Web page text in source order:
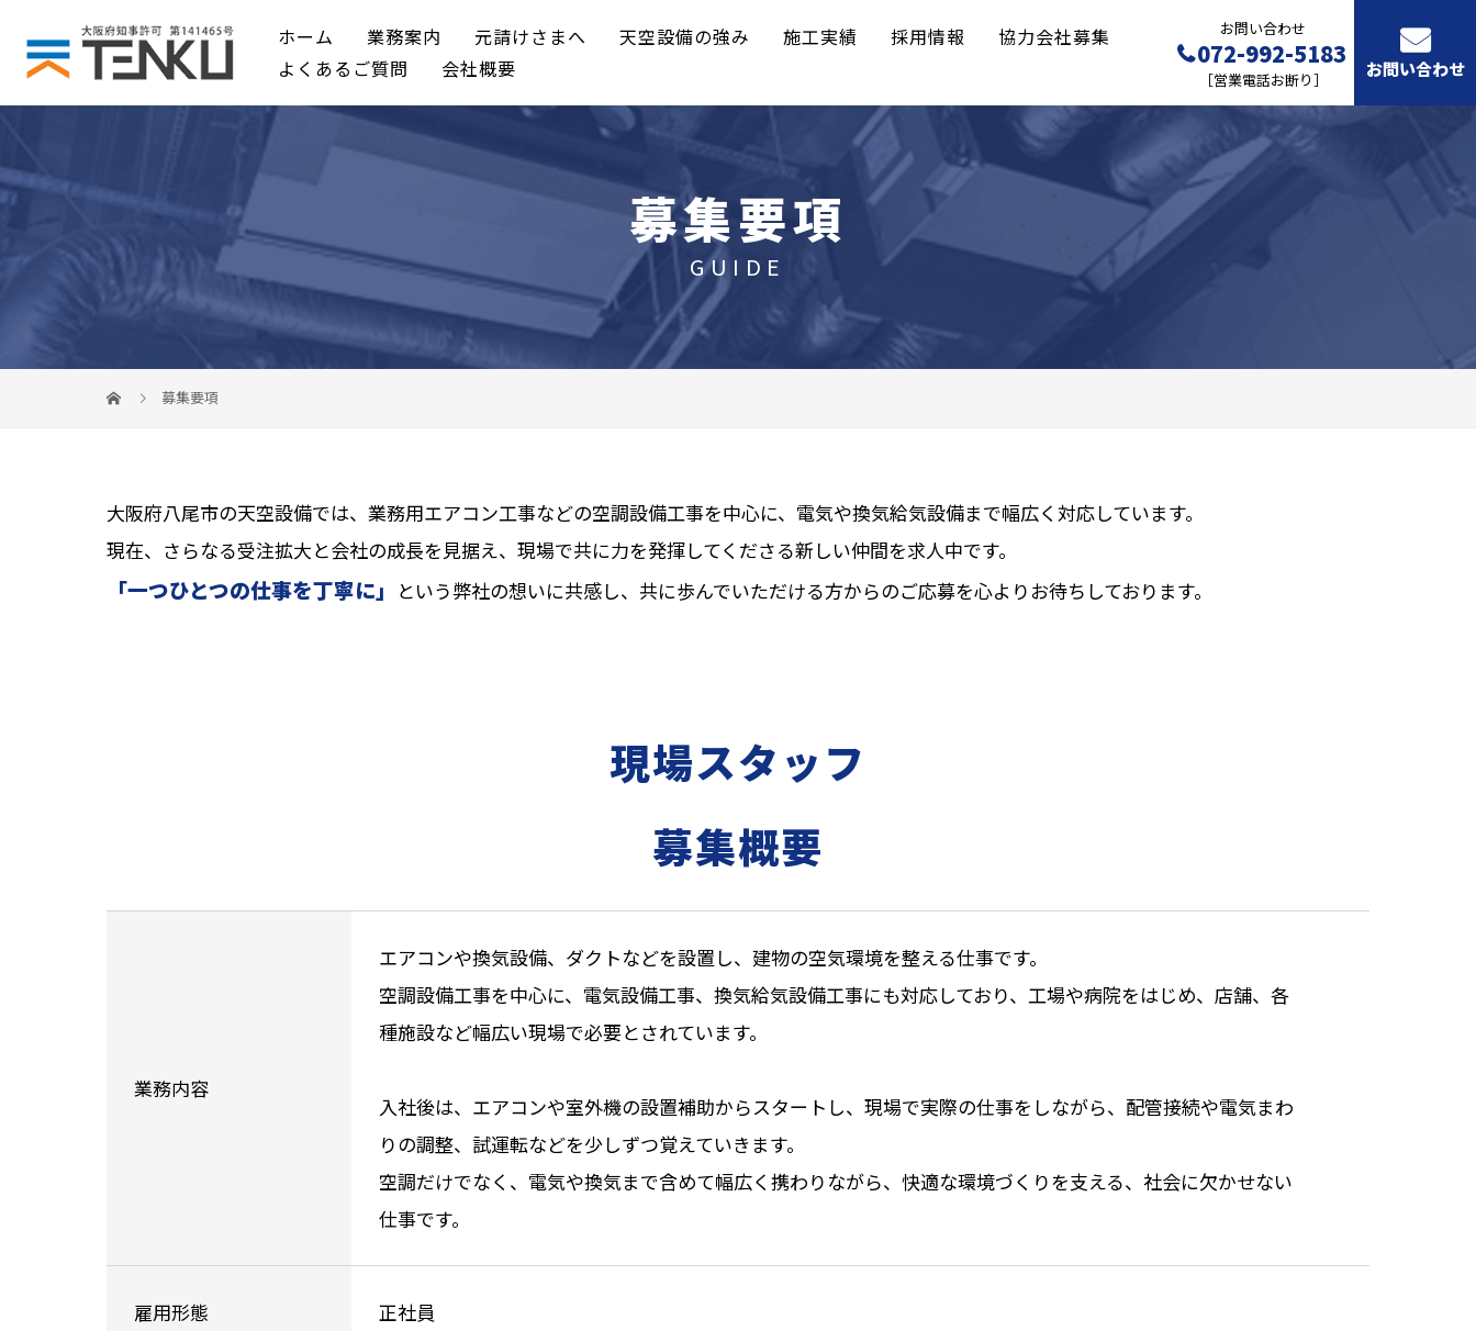
ホーム 業務案内 元請けさまへ 天空設備の強み 施工実績 採用情報
協力会社募集
よくあるご質問
会社概要
お問い合わせ
072-992-5183
［営業電話お断り］ お問い合わせ
募集要項
GUIDE
募集要項
大阪府八尾市の天空設備では、業務用エアコン工事などの空調設備工事を中心に、電気や換気給気設備まで幅広く対応しています。
現在、さらなる受注拡大と会社の成長を見据え、現場で共に力を発揮してくださる新しい仲間を求人中です。
「一つひとつの仕事を丁寧に」 という弊社の想いに共感し、共に歩んでいただける方からのご応募を心よりお待ちしております。
現場スタッフ
募集概要
業務内容
エアコンや換気設備、ダクトなどを設置し、建物の空気環境を整える仕事です。
空調設備工事を中心に、電気設備工事、換気給気設備工事にも対応しており、工場や病院をはじめ、店舗、各
種施設など幅広い現場で必要とされています。
入社後は、エアコンや室外機の設置補助からスタートし、現場で実際の仕事をしながら、配管接続や電気まわ
りの調整、試運転などを少しずつ覚えていきます。
空調だけでなく、電気や換気まで含めて幅広く携わりながら、快適な環境づくりを支える、社会に欠かせない
仕事です。
雇用形態 正社員